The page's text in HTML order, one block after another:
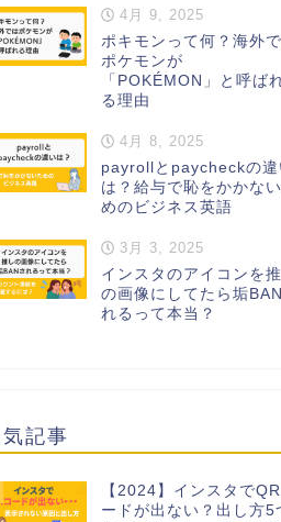
4月 9, 2025
ポキモンって何？海外
ポケモンが
「POKÉMON」と呼ば
る理由
4月 8, 2025
payrollとpaycheckの違
は？給与で恥をかかな
めのビジネス英語
3月 3, 2025
インスタのアイコンを
の画像にしてたら垢
れるって本当？
気記事
【2024】インスタでQR
ードが出ない？出し方5